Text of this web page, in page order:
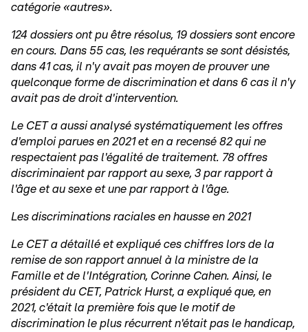
catégorie «autres».
124 dossiers ont pu être résolus, 19 dossiers sont encore
en cours. Dans 55 cas, les requérants se sont désistés,
dans 41 cas, il n'y avait pas moyen de prouver une
quelconque forme de discrimination et dans 6 cas il n'y
avait pas de droit d'intervention.
Le CET a aussi analysé systématiquement les offres
d'emploi parues en 2021 et en a recensé 82 qui ne
respectaient pas l'égalité de traitement. 78 offres
discriminaient par rapport au sexe, 3 par rapport à
l'âge et au sexe et une par rapport à l'âge.
Les discriminations raciales en hausse en 2021
Le CET a détaillé et expliqué ces chiffres lors de la
remise de son rapport annuel à la ministre de la
Famille et de l'Intégration, Corinne Cahen. Ainsi, le
président du CET, Patrick Hurst, a expliqué que, en
2021, c'était la première fois que le motif de
discrimination le plus récurrent n'était pas le handicap,